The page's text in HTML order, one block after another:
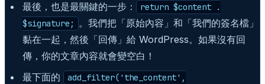
最後，也是最關鍵的一步：
return $content .
$signature;
。我們把「原始內容」和「我們的簽名檔」
黏在一起，然後「回傳」給 WordPress。如果沒有回
傳，你的文章內容就會變空白！
最下面的
add_filter('the_content',